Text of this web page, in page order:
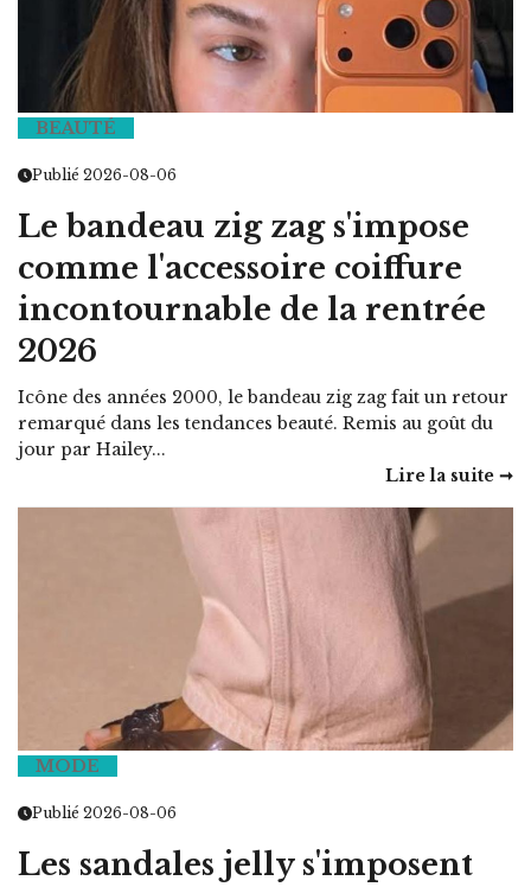
BEAUTÉ
Publié 2026-08-06
Le bandeau zig zag s'impose
comme l'accessoire coiffure
incontournable de la rentrée
2026
Icône des années 2000, le bandeau zig zag fait un retour
remarqué dans les tendances beauté. Remis au goût du
jour par Hailey...
Lire la suite ➞
MODE
Publié 2026-08-06
Les sandales jelly s'imposent